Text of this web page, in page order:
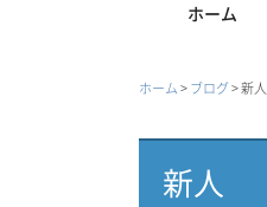
ホーム
ホーム>ブログ>新人
新人